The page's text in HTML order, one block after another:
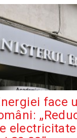
face